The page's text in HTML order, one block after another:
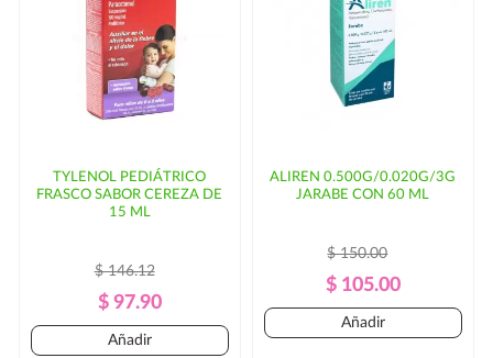
TYLENOL PEDIÁTRICO
FRASCO SABOR CEREZA DE
15 ML
Precio
Regular
$ 146.12
Precio
$ 97.90
Añadir
ALIREN 0.500G/0.020G/3G
JARABE CON 60 ML
Precio
Regular
$ 150.00
Precio
$ 105.00
Añadir